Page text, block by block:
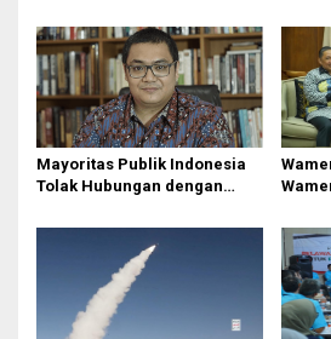
Pelanggar Terancam Denda
1 Juta Riyal
Mayoritas Publik Indonesia
Tolak Hubungan dengan